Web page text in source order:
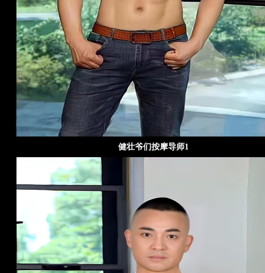
健壮爷们按摩导师1